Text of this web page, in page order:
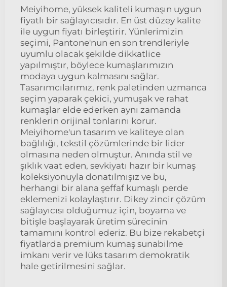
Meiyihome, yüksek kaliteli kumaşın uygun
fiyatlı bir sağlayıcısıdır. En üst düzey kalite
ile uygun fiyatı birleştirir. Yünlerimizin
seçimi, Pantone'nun en son trendleriyle
uyumlu olacak şekilde dikkatlice
yapılmıştır, böylece kumaşlarımızın
modaya uygun kalmasını sağlar.
Tasarımcılarımız, renk paletinden uzmanca
seçim yaparak çekici, yumuşak ve rahat
kumaşlar elde ederken aynı zamanda
renklerin orijinal tonlarını korur.
Meiyihome'un tasarım ve kaliteye olan
bağlılığı, tekstil çözümlerinde bir lider
olmasına neden olmuştur. Anında stil ve
şıklık vaat eden, sevkiyatı hazır bir kumaş
koleksiyonuyla donatılmışız ve bu,
herhangi bir alana şeffaf kumaşlı perde
eklemenizi kolaylaştırır. Dikey zincir çözüm
sağlayıcısı olduğumuz için, boyama ve
bitişle başlayarak üretim sürecinin
tamamını kontrol ederiz. Bu bize rekabetçi
fiyatlarda premium kumaş sunabilme
imkanı verir ve lüks tasarım demokratik
hale getirilmesini sağlar.